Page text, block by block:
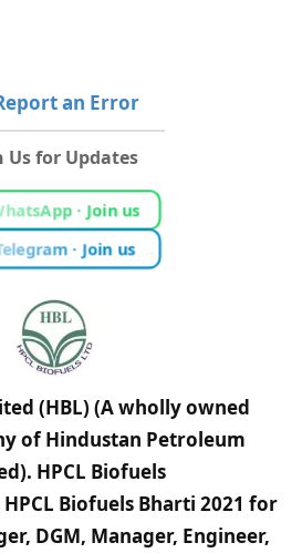
an Error
Us for Updates
· Join us
· Join us
(HBL) (A wholly owned
of Hindustan Petroleum
HPCL Biofuels
Biofuels Bharti 2021 for
DGM, Manager, Engineer,